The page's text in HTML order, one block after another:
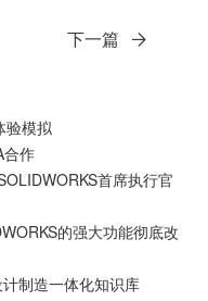
下一篇
验模拟
合作
首席执行官
的强大功能彻底改
制造一体化知识库